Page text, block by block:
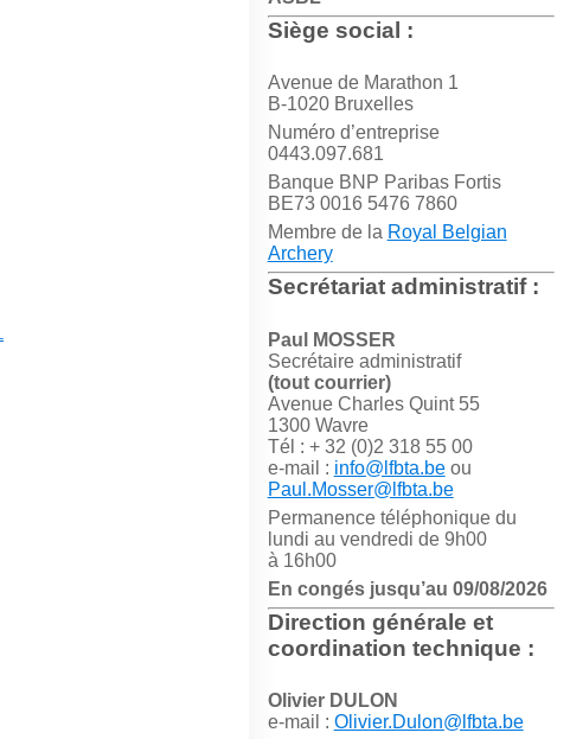
Siège social :
Avenue de Marathon 1
B-1020 Bruxelles
Numéro d’entreprise
0443.097.681
Banque BNP Paribas Fortis
BE73 0016 5476 7860
Membre de la Royal Belgian
Archery
Secrétariat administratif :
Paul MOSSER
Secrétaire administratif
(tout courrier)
Avenue Charles Quint 55
1300 Wavre
Tél : + 32 (0)2 318 55 00
e-mail : info@lfbta.beou
Paul.Mosser@lfbta.be
Permanence téléphonique du
lundi au vendredi de 9h00
à 16h00
En congés jusqu’au 09/08/2026
Direction générale et
coordination technique :
Olivier DULON
e-mail : Olivier.Dulon@lfbta.be